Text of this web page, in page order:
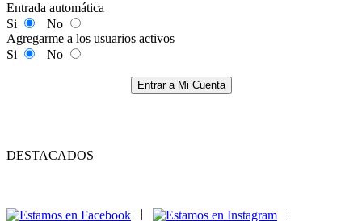
Entrada automática
Si
No
Agregarme a los usuarios activos
Si
No
Entrar a Mi Cuenta
DESTACADOS
| |